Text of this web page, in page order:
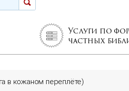
Услуги по
частных
в кожаном переплёте)